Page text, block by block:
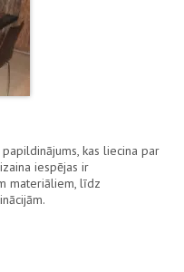
kas liecina par
iespējas ir
materiāliem, līdz